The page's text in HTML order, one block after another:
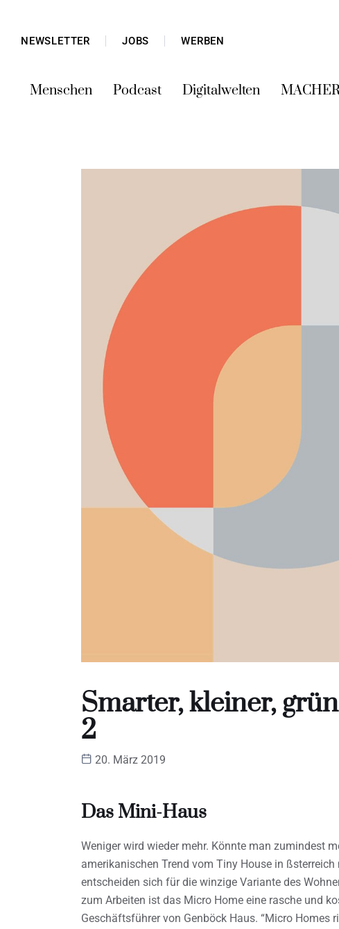
NEWSLETTER JOBS WERBEN
Menschen Podcast Digitalwelten
Smarter, kleiner,
2
20. März 2019
Das Mini-Haus
Weniger wird wieder mehr. Könnte man zumindest
amerikanischen Trend vom Tiny House in
entscheiden sich für die winzige Variante des
zum Arbeiten ist das Micro Home eine rasche und
Geschäftsführer von Genböck Haus. “Micro Homes